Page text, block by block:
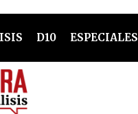
D10 ESPECIALES